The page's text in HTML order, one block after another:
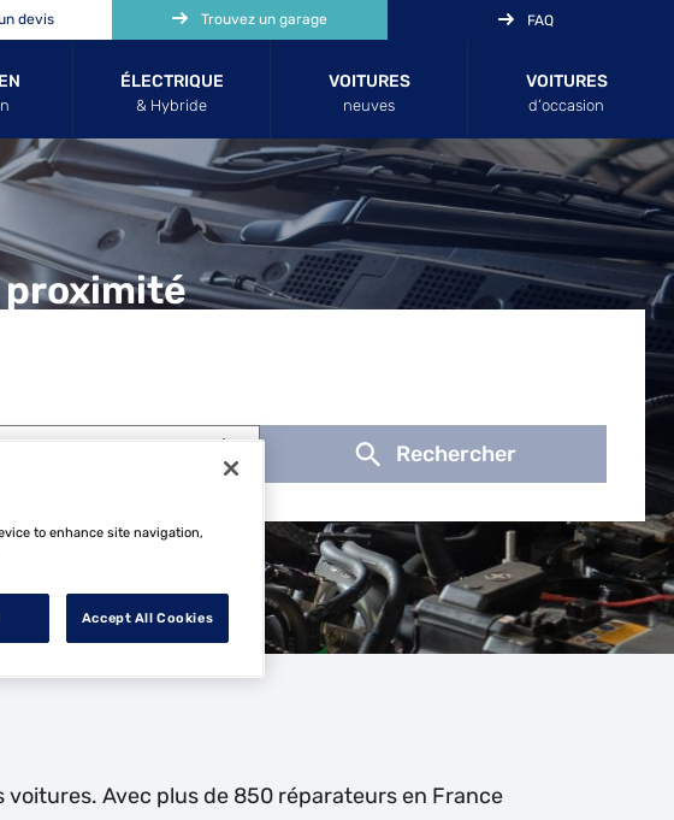
ÉLECTRIQUE
& Hybride
VOITURES
neuves
VOITURES
d’occasion
devis Trouvez un garage FAQ
proximité
Utiliser ma positionRechercher
Avec plus de 850 réparateurs en France
to enhance site navigation,
Accept All Cookies